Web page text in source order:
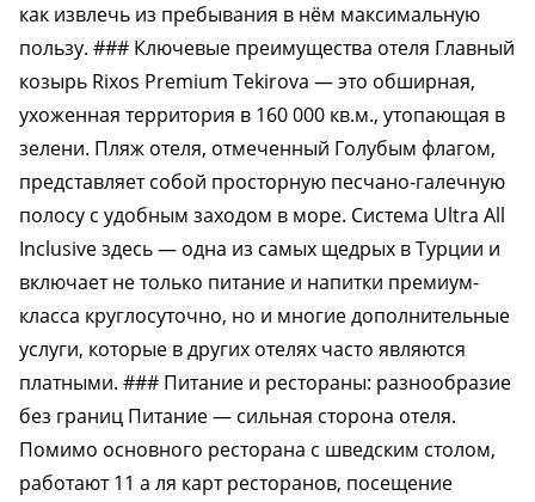
как извлечь из пребывания в нём максимальную
пользу. ### Ключевые преимущества отеля Главный
козырь Rixos Premium Tekirova — это обширная,
ухоженная территория в 160 000 кв.м., утопающая в
зелени. Пляж отеля, отмеченный Голубым флагом,
представляет собой просторную песчано-галечную
полосу с удобным заходом в море. Система Ultra All
Inclusive здесь — одна из самых щедрых в Турции и
включает не только питание и напитки премиум-
класса круглосуточно, но и многие дополнительные
услуги, которые в других отелях часто являются
платными. ### Питание и рестораны: разнообразие
без границ Питание — сильная сторона отеля.
Помимо основного ресторана с шведским столом,
работают 11 а ля карт ресторанов, посещение